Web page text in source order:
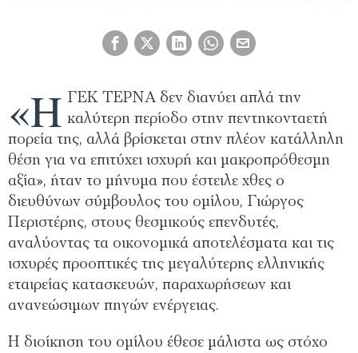
«Η ΓΕΚ ΤΕΡΝΑ δεν διανύει απλά την
καλύτερη περίοδο στην πεντηκονταετή
πορεία της, αλλά βρίσκεται στην πλέον κατάλληλη
θέση για να επιτύχει ισχυρή και μακροπρόθεσμη
αξία», ήταν το μήνυμα που έστειλε χθες ο
διευθύνων σύμβουλος του ομίλου, Γιώργος
Περιστέρης, στους θεσμικούς επενδυτές,
αναλύοντας τα οικονομικά αποτελέσματα και τις
ισχυρές προοπτικές της μεγαλύτερης ελληνικής
εταιρείας κατασκευών, παραχωρήσεων και
ανανεώσιμων πηγών ενέργειας.
Η διοίκηση του ομίλου έθεσε μάλιστα ως στόχο